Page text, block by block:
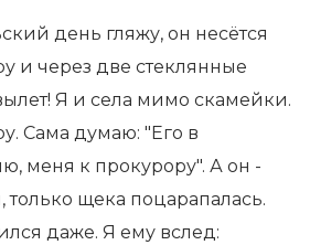
день гляжу, он несётся
и через две стеклянные
Я и села мимо скамейки.
Сама думаю: "Его в
меня к прокурору". А он -
только щека поцарапалась.
даже. Я ему вслед: